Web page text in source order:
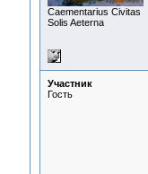
Сaementarius Civitas
Solis Aeterna
Участник
Гость